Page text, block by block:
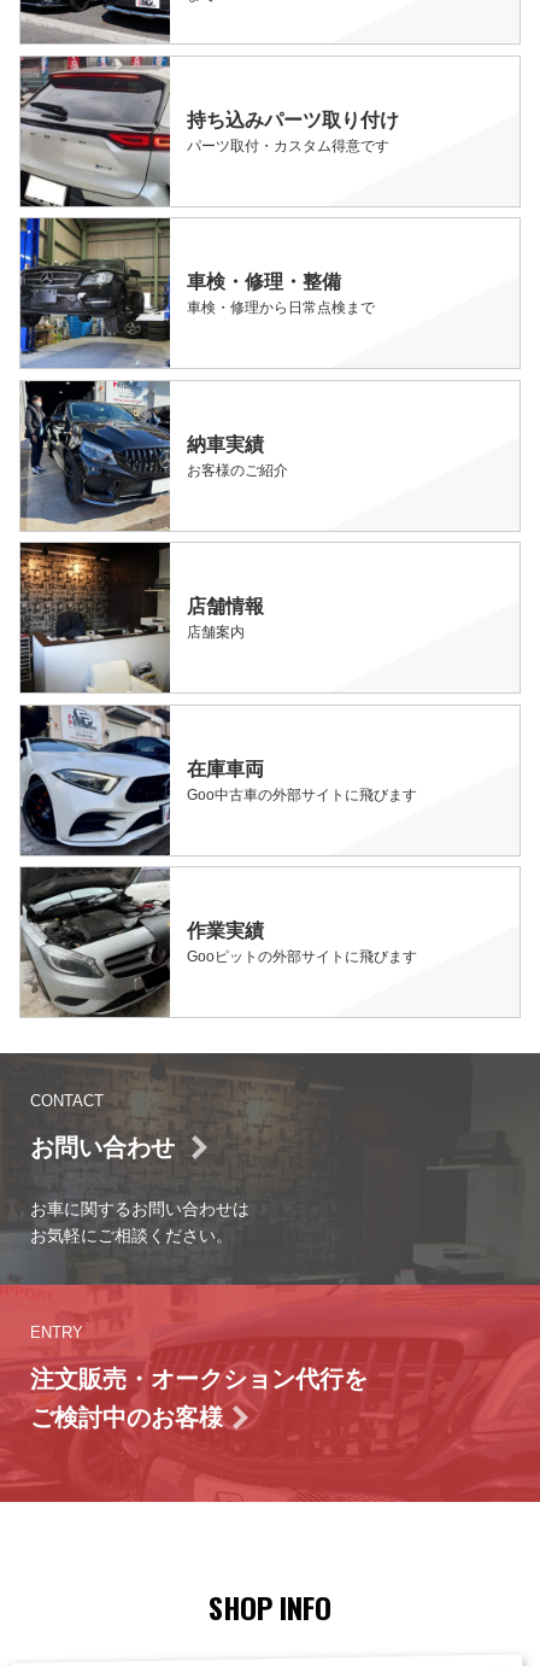
持ち込みパーツ取り付け
パーツ取付・カスタム得意です
車検・修理・整備
車検・修理から日常点検まで
納車実績
お客様のご紹介
店舗情報
店舗案内
在庫車両
Goo中古車の外部サイトに飛びます
作業実績
Gooピットの外部サイトに飛びます
CONTACT
お問い合わせ
お車に関するお問い合わせは
お気軽にご相談ください。
ENTRY
注文販売・オークション代行を
ご検討中のお客様
SHOP INFO